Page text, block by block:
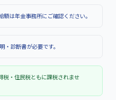
は年金事務所にご確認ください。
診断書が必要です。
税・住民税ともに課税されませ